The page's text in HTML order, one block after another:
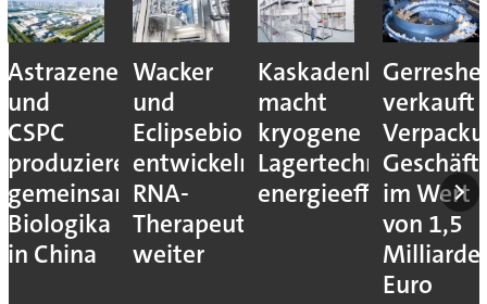
Astrazeneca
und
CSPC
produzieren
gemeinsam
Biologika
in China
Wacker
und
Eclipsebio
entwickeln
RNA-
Therapeutika
weiter
Kaskadenkonzept
macht
kryogene
Lagertechnik
energieeffizienter
verkauft
im Wert
von 1,5
Euro